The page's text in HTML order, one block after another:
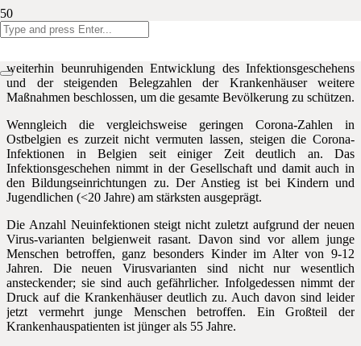
Liebe Eltern,
weiterhin beunruhigenden Entwicklung des Infektionsgeschehens
und der steigenden Belegzahlen der Krankenhäuser weitere
Maßnahmen beschlossen, um die gesamte Bevölkerung zu schützen.
Wenngleich die vergleichsweise geringen Corona-Zahlen in
Ostbelgien es zurzeit nicht vermuten lassen, steigen die Corona-
Infektionen in Belgien seit einiger Zeit deutlich an. Das
Infektionsgeschehen nimmt in der Gesellschaft und damit auch in
den Bildungseinrichtungen zu. Der Anstieg ist bei Kindern und
Jugendlichen (<20 Jahre) am stärksten ausgeprägt.
Die Anzahl Neuinfektionen steigt nicht zuletzt aufgrund der neuen
Virus-varianten belgienweit rasant. Davon sind vor allem junge
Menschen betroffen, ganz besonders Kinder im Alter von 9-12
Jahren. Die neuen Virusvarianten sind nicht nur wesentlich
ansteckender; sie sind auch gefährlicher. Infolgedessen nimmt der
Druck auf die Krankenhäuser deutlich zu. Auch davon sind leider
jetzt vermehrt junge Menschen betroffen. Ein Großteil der
Krankenhauspatienten ist jünger als 55 Jahre.